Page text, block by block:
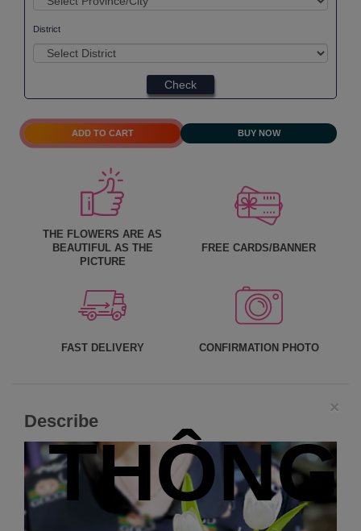
District
Check
ADD TO CART BUY NOW
THE FLOWERS ARE AS
BEAUTIFUL AS THE
PICTURE
FREE CARDS/BANNER
FAST DELIVERY CONFIRMATION PHOTO
Describe
×
THÔNG